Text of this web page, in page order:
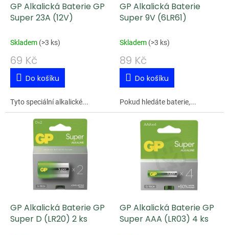
o
d
u
k
ů
GP Alkalická Baterie GP
Super 23A (12V)
Skladem (>3 ks)
69 Kč
Do košíku
Tyto speciální alkalické...
GP Alkalická Baterie
Super 9V (6LR61)
Skladem (>3 ks)
89 Kč
Do košíku
Pokud hledáte baterie,...
GP Alkalická Baterie GP
Super D (LR20) 2 ks
GP Alkalická Baterie GP
Super AAA (LR03) 4 ks